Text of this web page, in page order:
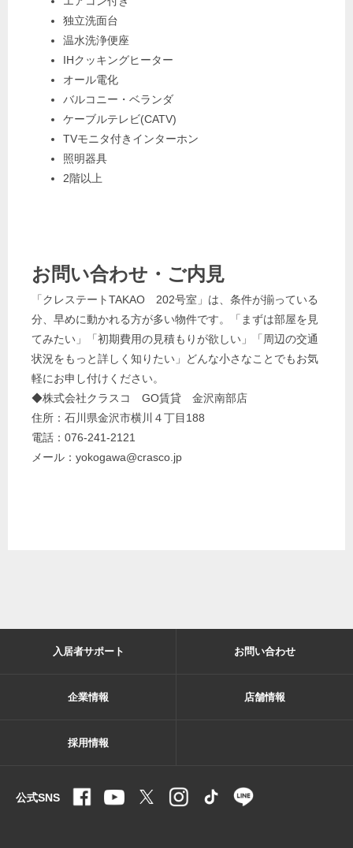
独立洗面台
温水洗浄便座
IHクッキングヒーター
オール電化
バルコニー・ベランダ
ケーブルテレビ(CATV)
TVモニタ付きインターホン
照明器具
2階以上
お問い合わせ・ご内見
「クレステートTAKAO 202号室」は、条件が揃っている
分、早めに動かれる方が多い物件です。「まずは部屋を見
てみたい」「初期費用の見積もりが欲しい」「周辺の交通
状況をもっと詳しく知りたい」どんな小さなことでもお気
軽にお申し付けください。
◆株式会社クラスコ GO賃貸 金沢南部店
住所：石川県金沢市横川４丁目188
電話：076-241-2121
メール：yokogawa@crasco.jp
入居者サポート お問い合わせ
企業情報 店舗情報
採用情報
公式SNS